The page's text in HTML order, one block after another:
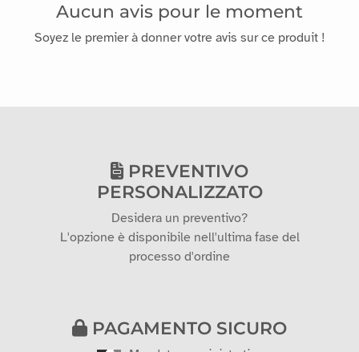
Aucun avis pour le moment
Soyez le premier à donner votre avis sur ce produit !
PREVENTIVO
PERSONALIZZATO
Desidera un preventivo?
L'opzione è disponibile nell'ultima fase del
processo d'ordine
PAGAMENTO SICURO